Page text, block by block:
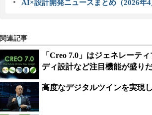
AI×設計開発ニュースまとめ（2026年4
関連記事
「Creo 7.0」はジェネレーテ
ディ設計など注目機能が盛り
高度なデジタルツインを実現